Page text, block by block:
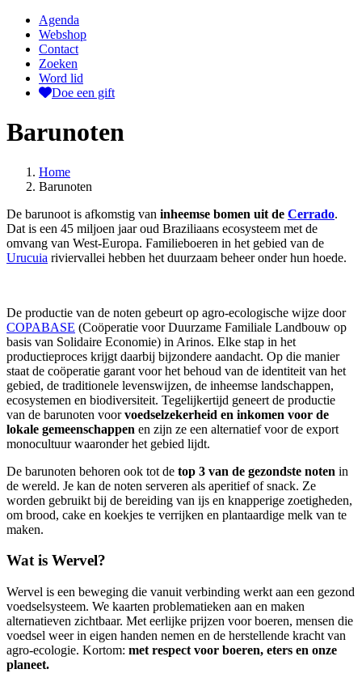
Agenda
Webshop
Contact
Zoeken
Word lid
Doe een gift
Barunoten
Home
Barunoten
De barunoot is afkomstig van inheemse bomen uit de Cerrado.
Dat is een 45 miljoen jaar oud Braziliaans ecosysteem met de
omvang van West-Europa. Familieboeren in het gebied van de
Urucuia riviervallei hebben het duurzaam beheer onder hun hoede.
De productie van de noten gebeurt op agro-ecologische wijze door
COPABASE (Coöperatie voor Duurzame Familiale Landbouw op
basis van Solidaire Economie) in Arinos. Elke stap in het
productieproces krijgt daarbij bijzondere aandacht. Op die manier
staat de coöperatie garant voor het behoud van de identiteit van het
gebied, de traditionele levenswijzen, de inheemse landschappen,
ecosystemen en biodiversiteit. Tegelijkertijd geneert de productie
van de barunoten voorvoedselzekerheid en inkomen voor de
lokale gemeenschappen en zijn ze een alternatief voor de export
monocultuur waaronder het gebied lijdt.
De barunoten behoren ook tot de top 3 van de gezondste noten in
de wereld. Je kan de noten serveren als aperitief of snack. Ze
worden gebruikt bij de bereiding van ijs en knapperige zoetigheden,
om brood, cake en koekjes te verrijken en plantaardige melk van te
maken.
Wat is Wervel?
Wervel is een beweging die vanuit verbinding werkt aan een gezond
voedselsysteem. We kaarten problematieken aan en maken
alternatieven zichtbaar. Met eerlijke prijzen voor boeren, mensen die
voedsel weer in eigen handen nemen en de herstellende kracht van
agro-ecologie. Kortom: met respect voor boeren, eters en onze
planeet.